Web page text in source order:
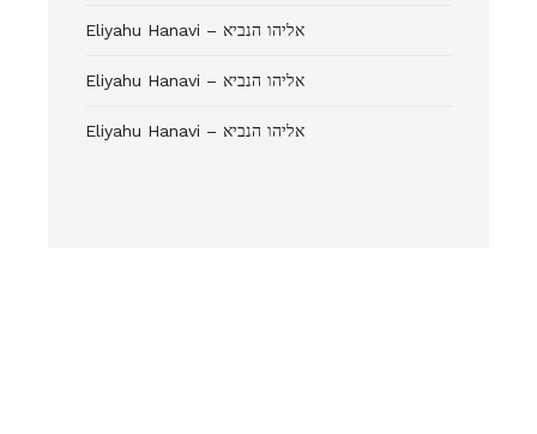
Eliyahu Hanavi – אליהו הנביא
Eliyahu Hanavi – אליהו הנביא
Eliyahu Hanavi – אליהו הנביא